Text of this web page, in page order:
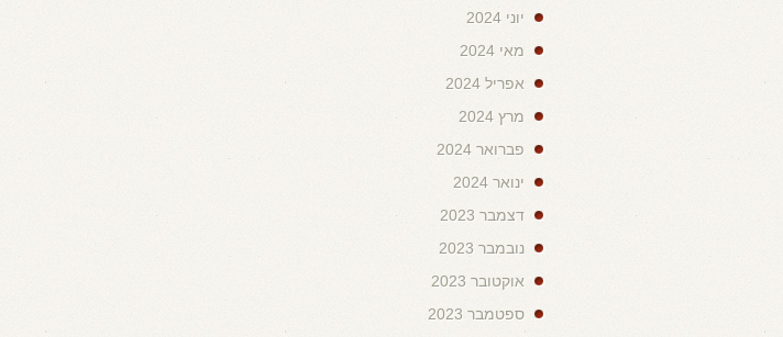
יוני 2024
מאי 2024
אפריל 2024
מרץ 2024
פברואר 2024
ינואר 2024
דצמבר 2023
נובמבר 2023
אוקטובר 2023
ספטמבר 2023